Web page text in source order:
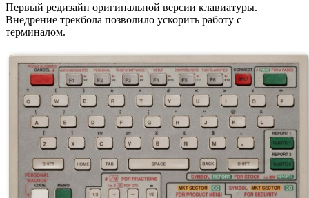
Первый редизайн оригинальной версии клавиатуры.
Внедрение трекбола позволило ускорить работу с
терминалом.